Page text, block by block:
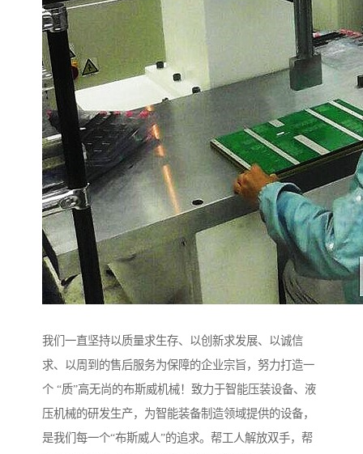
我们一直坚持以质量求生存、以创新求发展、以诚信
求、以周到的售后服务为保障的企业宗旨，努力打造一
个 “质”高无尚的布斯威机械！致力于智能压装设备、液
压机械的研发生产，为智能装备制造领域提供的设备，
是我们每一个“布斯威人”的追求。帮工人解放双手，帮